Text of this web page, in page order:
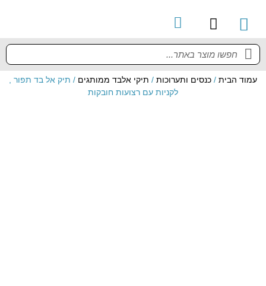
עמוד הבית / כנסים ותערוכות / תיקי אלבד ממותגים / תיק אל בד תפור ,
לקניות עם רצועות חובקות